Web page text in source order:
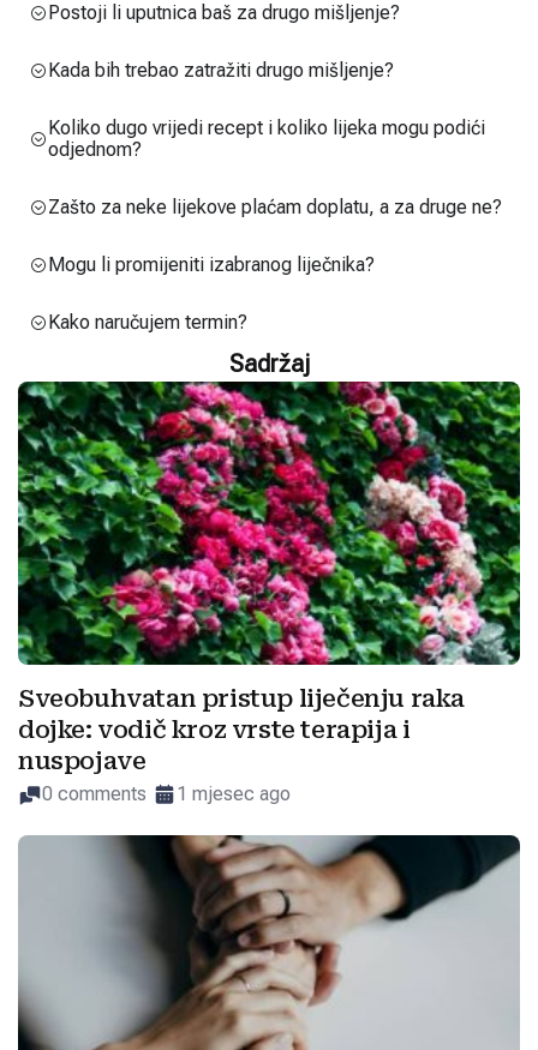
Postoji li uputnica baš za drugo mišljenje?
Kada bih trebao zatražiti drugo mišljenje?
Koliko dugo vrijedi recept i koliko lijeka mogu podići
odjednom?
Zašto za neke lijekove plaćam doplatu, a za druge ne?
Mogu li promijeniti izabranog liječnika?
Kako naručujem termin?
Sadržaj
Sveobuhvatan pristup liječenju raka
dojke: vodič kroz vrste terapija i
nuspojave
0 comments 1 mjesec ago